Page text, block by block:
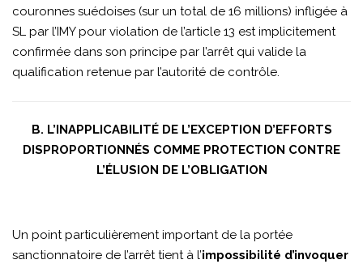
couronnes suédoises (sur un total de 16 millions) infligée à
SL par l’IMY pour violation de l’article 13 est implicitement
confirmée dans son principe par l’arrêt qui valide la
qualification retenue par l’autorité de contrôle.
B. L’INAPPLICABILITÉ DE L’EXCEPTION D’EFFORTS
DISPROPORTIONNÉS COMME PROTECTION CONTRE
L’ÉLUSION DE L’OBLIGATION
Un point particulièrement important de la portée
sanctionnatoire de l’arrêt tient à l’impossibilité d’invoquer